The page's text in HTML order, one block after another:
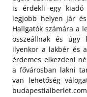
is érdekli egy kiadó
legjobb helyen jár
Hallgatók számára a
összeállnak és úgy
ilyenkor a lakbér és
érdemes elkezdeni
a fővárosban lakni
van lehetőség